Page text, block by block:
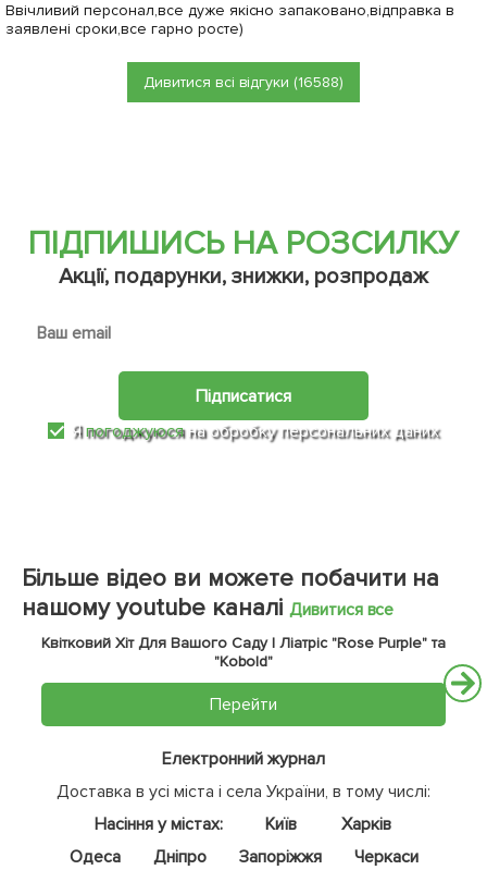
Ввічливий персонал,все дуже якісно запаковано,відправка в
заявлені сроки,все гарно росте)
Дивитися всі відгуки (16588)
ПІДПИШИСЬ НА РОЗСИЛКУ
Акції, подарунки, знижки, розпродаж
Підписатися
Япогоджуюсяна обробку персональних даних
Більше відео ви можете побачити на
нашому youtube каналі Дивитися все
Квітковий Хіт Для Вашого Саду | Ліатріс "Rose Purple" та
"Kobold"
Перейти
Електронний журнал
Доставка в усі міста і села України, в тому числі:
Насіння у містах:
Київ
Харків
Одеса
Дніпро Запоріжжя
Черкаси